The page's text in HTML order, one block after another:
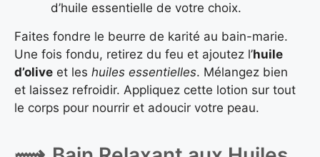
d’huile essentielle de votre choix.
Faites fondre le beurre de karité au bain-marie.
Une fois fondu, retirez du feu et ajoutez l’huile
d’olive et les huiles essentielles. Mélangez bien
et laissez refroidir. Appliquez cette lotion sur tout
le corps pour nourrir et adoucir votre peau.